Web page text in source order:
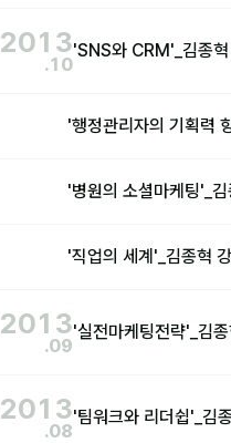
2013
.10
'SNS와 CRM'_김종혁
'행정관리자의 기획력
'병원의 소셜마케팅'_
'직업의 세계'_김종혁
2013
.09
'실전마케팅전략'_김
2013
.08
'팀워크와 리더쉽'_김